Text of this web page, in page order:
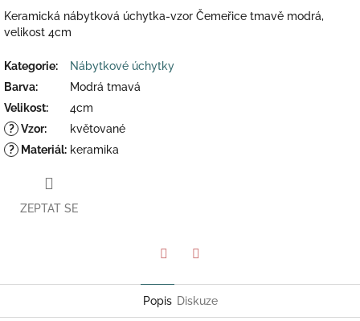
Keramická nábytková úchytka-vzor Čemeřice tmavě modrá,
velikost 4cm
Kategorie:
Nábytkové úchytky
Barva:
Modrá tmavá
Velikost:
4cm
? Vzor:
květované
?
Materiál: keramika
ZEPTAT SE
Popis Diskuze